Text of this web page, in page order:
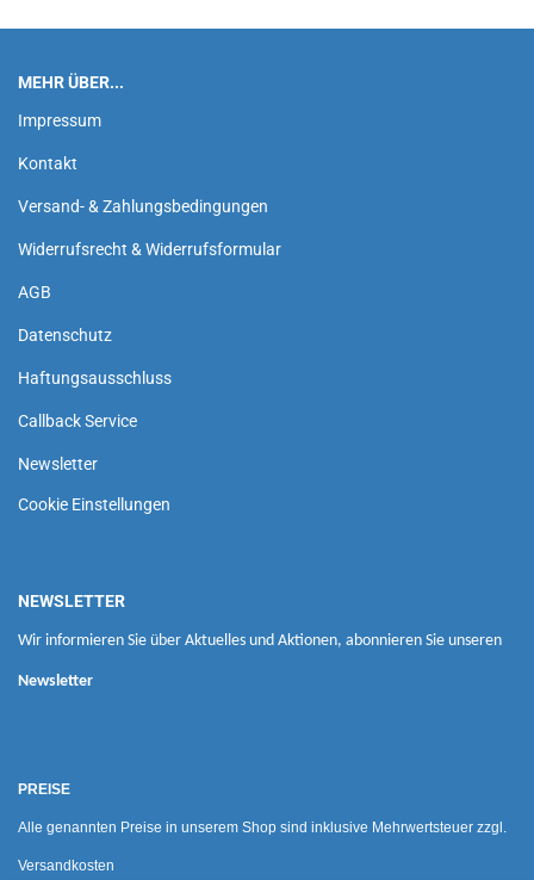
MEHR ÜBER...
Impressum
Kontakt
Versand- & Zahlungsbedingungen
Widerrufsrecht & Widerrufsformular
AGB
Datenschutz
Haftungsausschluss
Callback Service
Newsletter
Cookie Einstellungen
NEWSLETTER
Wir informieren Sie über Aktuelles und Aktionen, abonnieren Sie unseren
Newsletter
PREISE
Alle genannten Preise in unserem Shop sind inklusive Mehrwertsteuer zzgl.
Versandkosten